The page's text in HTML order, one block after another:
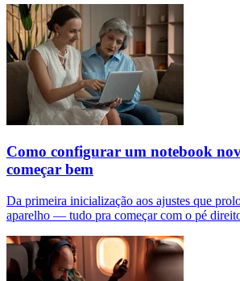
Como configurar um notebook
começar bem
Da primeira inicialização aos ajustes que
aparelho — tudo pra começar com o pé